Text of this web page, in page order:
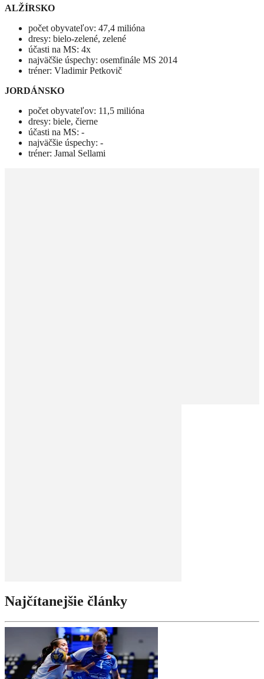
ALŽÍRSKO
počet obyvateľov: 47,4 milióna
dresy: bielo-zelené, zelené
účasti na MS: 4x
najväčšie úspechy: osemfinále MS 2014
tréner: Vladimir Petkovič
JORDÁNSKO
počet obyvateľov: 11,5 milióna
dresy: biele, čierne
účasti na MS: -
najväčšie úspechy: -
tréner: Jamal Sellami
Najčítanejšie články